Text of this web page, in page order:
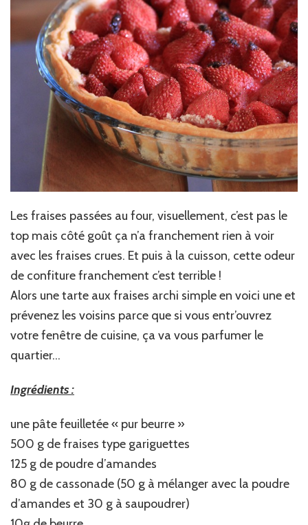
Les fraises passées au four, visuellement, c’est pas le
top mais côté goût ça n’a franchement rien à voir
avec les fraises crues. Et puis à la cuisson, cette odeur
de confiture franchement c’est terrible !
Alors une tarte aux fraises archi simple en voici une et
prévenez les voisins parce que si vous entr’ouvrez
votre fenêtre de cuisine, ça va vous parfumer le
quartier…
Ingrédients :
une pâte feuilletée « pur beurre »
500 g de fraises type gariguettes
125 g de poudre d’amandes
80 g de cassonade (50 g à mélanger avec la poudre
d’amandes et 30 g à saupoudrer)